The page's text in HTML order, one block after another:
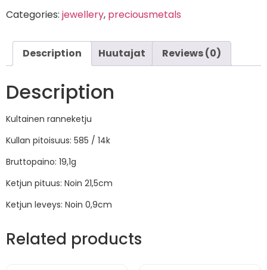
Categories: jewellery, preciousmetals
Description Huutajat Reviews (0)
Description
Kultainen ranneketju
Kullan pitoisuus: 585 / 14k
Bruttopaino: 19,1g
Ketjun pituus: Noin 21,5cm
Ketjun leveys: Noin 0,9cm
Related products